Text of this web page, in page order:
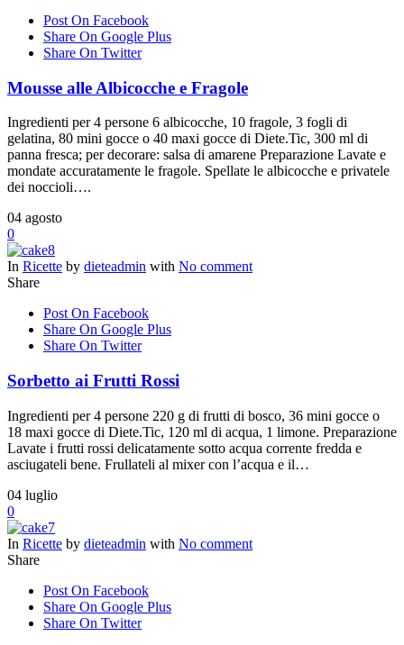
Post On Facebook
Share On Google Plus
Share On Twitter
Mousse alle Albicocche e Fragole
Ingredienti per 4 persone 6 albicocche, 10 fragole, 3 fogli di
gelatina, 80 mini gocce o 40 maxi gocce di Diete.Tic, 300 ml di
panna fresca; per decorare: salsa di amarene Preparazione Lavate e
mondate accuratamente le fragole. Spellate le albicocche e privatele
dei noccioli….
04 agosto
0
In Ricette by dieteadmin with No comment
Share
Post On Facebook
Share On Google Plus
Share On Twitter
Sorbetto ai Frutti Rossi
Ingredienti per 4 persone 220 g di frutti di bosco, 36 mini gocce o
18 maxi gocce di Diete.Tic, 120 ml di acqua, 1 limone. Preparazione
Lavate i frutti rossi delicatamente sotto acqua corrente fredda e
asciugateli bene. Frullateli al mixer con l’acqua e il…
04 luglio
0
In Ricette by dieteadmin with No comment
Share
Post On Facebook
Share On Google Plus
Share On Twitter